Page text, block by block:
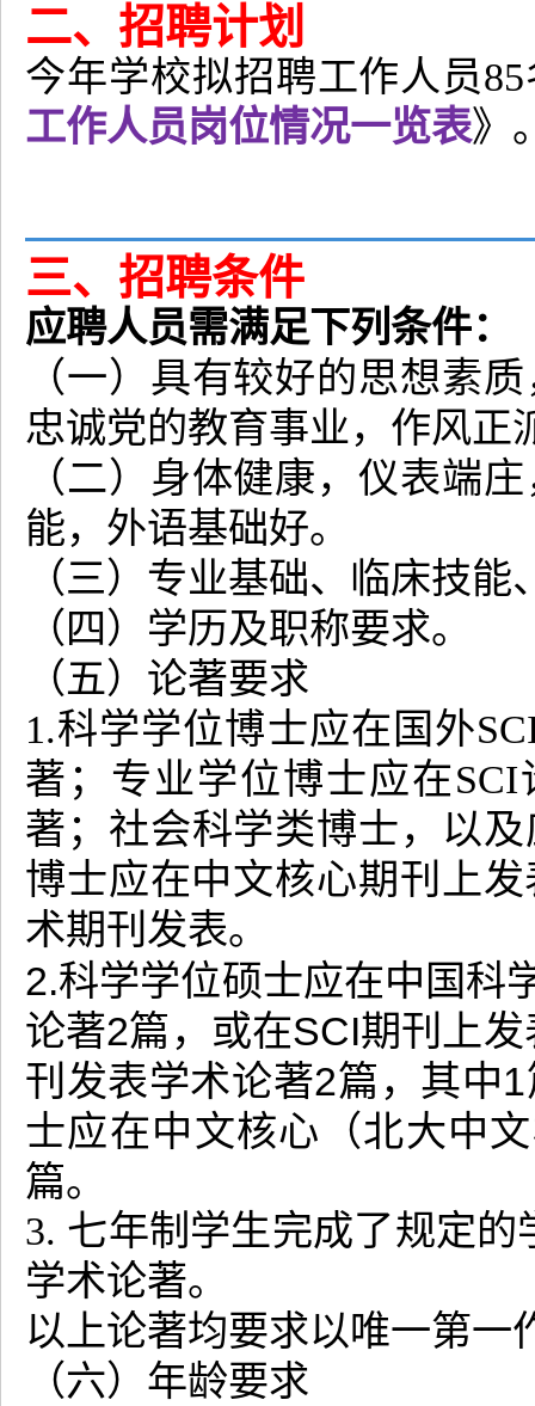
二、招聘计划
今年学校拟招聘工作人员
工作人员岗位情况一览表》
三、招聘条件
应聘人员需满足下列条件：
（一）具有较好的思想素
忠诚党的教育事业，作风正
（二）身体健康，仪表端
能，外语基础好。
（三）专业基础、临床技
（四）学历及职称要求。
（五）论著要求
1.科学学位博士应在国外
著；专业学位博士应在
著；社会科学类博士，以
博士应在中文核心期刊上
术期刊发表。
2.科学学位硕士应在中国科
论著2篇，或在SCI期刊上
刊发表学术论著2篇，其中
士应在中文核心（北大中
篇。
3. 七年制学生完成了规定
学术论著。
以上论著均要求以唯一第一
（六）年龄要求